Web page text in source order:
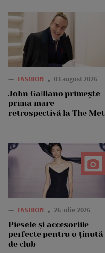
— FASHION 03 august 2026
John Galliano primește
prima mare
retrospectivă la The Met
— FASHION 26 iulie 2026
Piesele și accesoriile
perfecte pentru o ținută
de club